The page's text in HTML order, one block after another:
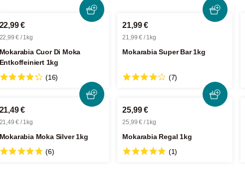
22,99 €
22,99 € / 1kg
Mokarabia Cuor Di Moka
Entkoffeiniert 1kg
(16)
21,99 €
21,99 € / 1kg
Mokarabia Super Bar 1kg
(7)
21,49 €
21,49 € / 1kg
Mokarabia Moka Silver 1kg
(6)
25,99 €
25,99 € / 1kg
Mokarabia Regal 1kg
(1)